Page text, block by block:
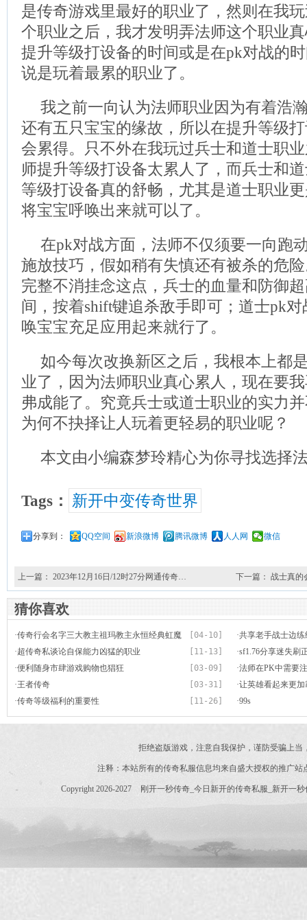
是传奇游戏里最好的职业了，然则在我
个职业之后，我才发明弄法师这个职业
提升等级打设备的时间或是在pk对战的
说是玩着最累的职业了。
我之前一向认为法师职业因为有着浩
还有五只宝宝的缘故，所以在提升等级
会累得。只不外在我玩过兵士和道士职
师提升等级打设备太累人了，而兵士和
等级打设备真的舒畅，尤其是道士职业
将宝宝呼唤出来就可以了。
在pk对战方面，法师不仅须要一向跑
施放技巧，假如稍有失慎还有被杀的危
完整不消挂念这点，兵士的血量和防御
间，按着shift键追杀敌手即可；道士pk
唤宝宝充足应用起来就行了。
如今每次改换新区之后，我根本上都
业了，因为法师职业真心累人，现在要
弗成能了。究竟兵士或道士职业的实力
为何不抉择让人玩着更轻易的职业呢？
本文由小编森梦玲精心为你寻找选择
Tags： 新开中变传奇世界
分享到： QQ空间 新浪微博 腾讯微博 人人网 微信
上一篇： 2023年12月16日/12时27分网通传奇… 下一篇： 战士真的
猜你喜欢
[04-10]
·传奇行会名字三大教主祖玛教主永恒经典虹魔
强度无人能及
·共享老手战士边
[11-13]
·超传奇私谈论自保能力凶猛的职业 ·sf1.76分享迷失刷
[03-09]
·便利随身市肆游戏购物也猖狂 ·法师在PK中需要
[03-31]
·王者传奇 ·让英雄看起来更
[11-26]
·传奇等级福利的重要性 ·99s
拒绝盗版游戏，注意自我保护，谨防受骗上
注释：本站所有的传奇私服信息均来自盛大授权的推广
Copyright 2026-2027 刚开一秒传奇_今日新开的传奇私服_新开一